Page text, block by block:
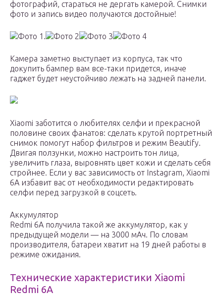
фотографий, стараться не дергать камерой. Снимки
фото и запись видео получаются достойные!
Фото 1. Фото 2 Фото 3 Фото 4
Камера заметно выступает из корпуса, так что
докупить бампер вам все-таки придется, иначе
гаджет будет неустойчиво лежать на задней панели.
Xiaomi заботится о любителях селфи и прекрасной
половине своих фанатов: сделать крутой портретный
снимок помогут набор фильтров и режим Beautify.
Двигая ползунки, можно настроить тон лица,
увеличить глаза, выровнять цвет кожи и сделать себя
стройнее. Если у вас зависимость от Instagram, Xiaomi
6A избавит вас от необходимости редактировать
селфи перед загрузкой в соцсеть.
Аккумулятор
Redmi 6A получила такой же аккумулятор, как у
предыдущей модели — на 3000 мАч. По словам
производителя, батареи хватит на 19 дней работы в
режиме ожидания.
Технические характеристики Xiaomi
Redmi 6A